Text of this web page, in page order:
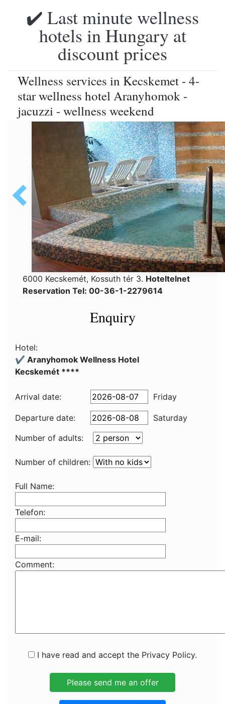
✔️ Last minute wellness
hotels in Hungary at
discount prices
Wellness services in Kecskemet - 4-
star wellness hotel Aranyhomok -
jacuzzi - wellness weekend
6000 Kecskemét, Kossuth tér 3. Hoteltelnet
Reservation Tel: 00-36-1-2279614
Enquiry
Hotel:
✔️ Aranyhomok Wellness Hotel
Kecskemét ****
Arrival date: Friday
Departure date:
Saturday
Number of adults:
Number of children:
Full Name:
Telefon:
E-mail:
Comment:
I have read and accept the Privacy Policy.